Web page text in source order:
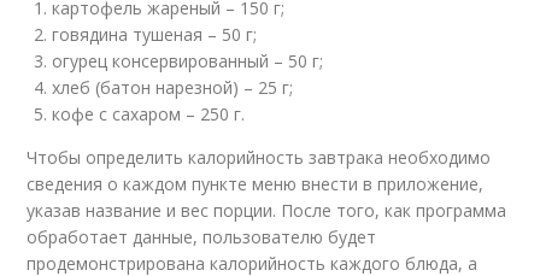
картофель жареный – 150 г;
говядина тушеная – 50 г;
огурец консервированный – 50 г;
хлеб (батон нарезной) – 25 г;
кофе с сахаром – 250 г.
Чтобы определить калорийность завтрака необходимо
сведения о каждом пункте меню внести в приложение,
указав название и вес порции. После того, как программа
обработает данные, пользователю будет
продемонстрирована калорийность каждого блюда, а